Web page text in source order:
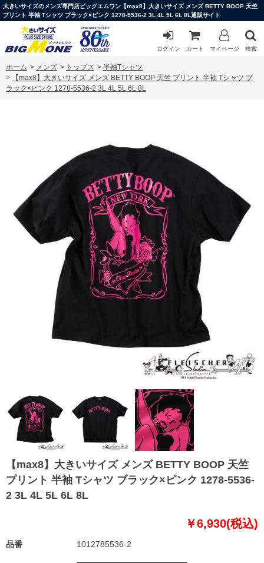
大きいサイズのメンズ専門店ビッグエムワン【max8】大きいサイズ メンズ BETTY BOOP 天竺
プリント 半袖 Tシャツ ブラック×ピンク 1278-5536-2 3L 4L 5L 6L 8L通販サイト
ログイン カート マイページ 検索
ホーム > メンズ > トップス > 半袖Tシャツ
>
【max8】大きいサイズ メンズ BETTY BOOP 天竺 プリント 半袖 Tシャツ ブ
ラック×ピンク 1278-5536-2 3L 4L 5L 6L 8L
【max8】大きいサイズ メンズ BETTY BOOP 天竺
プリント 半袖 Tシャツ ブラック×ピンク 1278-5536-
2 3L 4L 5L 6L 8L
￥6,930(税込)
品番 1012785536-2